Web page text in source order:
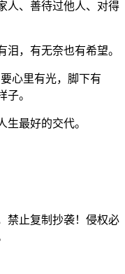
人、善待过他人、对得
，有无奈也有希望。
心里有光，脚下有
子。
最好的交代。
禁止复制抄袭！侵权必